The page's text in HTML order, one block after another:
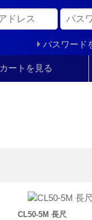
パスワード
カートを見る
CL50-5M 長尺